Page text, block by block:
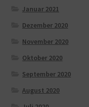
Januar 2021
Dezember 2020
November 2020
Oktober 2020
September 2020
August 2020